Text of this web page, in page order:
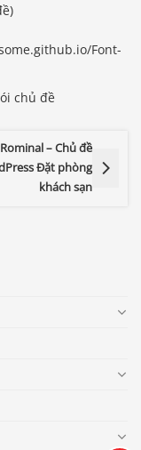
Font-
chủ đề
Rominal – Chủ đề
Đặt phòng
khách sạn